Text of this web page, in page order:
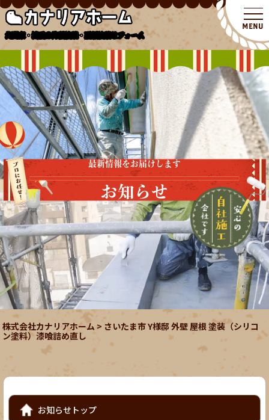
北関東・埼玉の外壁塗装・屋根塗装リフォーム
最新情報をお届けします
お知らせ
株式会社カナリアホーム> さいたま市 Y様邸 外壁 屋根 塗装（シリコ
ン塗料）漆喰詰め直し
お知らせトップ